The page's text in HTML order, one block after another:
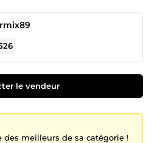
le vendeur
des meilleurs de sa catégorie !